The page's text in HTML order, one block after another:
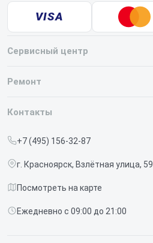
VISA
Сервисный центр
О нашем сервисе
Срочный ремонт
Доставка и способы оплаты
Диагностика
Контакты
Ремонт
Iphone
Контакты
+7 (495) 156-32-87
г. Красноярск, Взлётная улица, 59
Посмотреть на карте
Ежедневно с 09:00 до 21:00